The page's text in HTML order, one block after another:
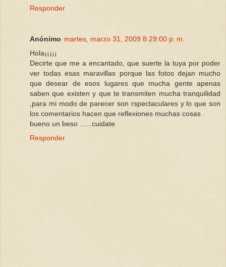
Responder
Anónimo martes, marzo 31, 2009 8:29:00 p. m.
Hola¡¡¡¡¡
Decirte que me a encantado, que suerte la tuya por poder
ver todas esas maravillas porque las fotos dejan mucho
que desear de esos lugares que mucha gente apenas
saben que existen y que te transmiten mucha tranquilidad
,para mi modo de parecer son rspectaculares y lo que son
los comentarios hacen que reflexiones muchas cosas .
bueno un beso ......cuidate
Responder